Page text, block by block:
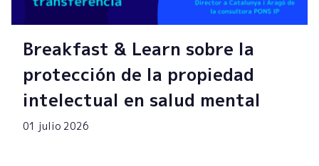
Breakfast & Learn sobre la
protección de la propiedad
intelectual en salud mental
01 julio 2026